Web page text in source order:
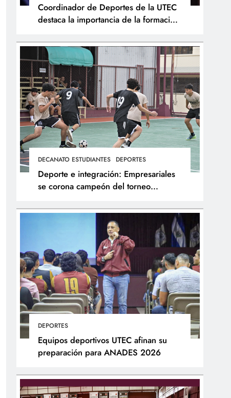
Coordinador de Deportes de la UTEC
destaca la importancia de la formación
DECANATO ESTUDIANTES DEPORTES
Deporte e integración: Empresariales
se corona campeón del torneo
DEPORTES
Equipos deportivos UTEC afinan su
preparación para ANADES 2026